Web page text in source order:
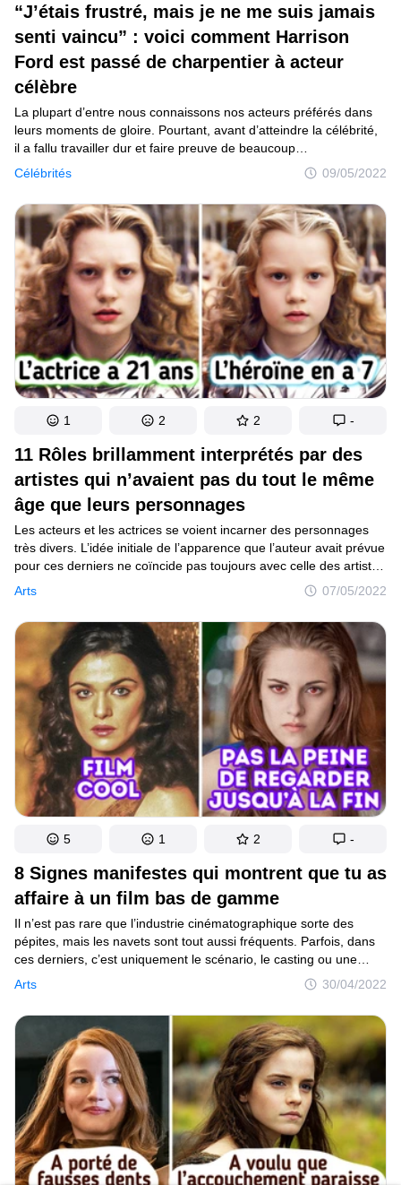
“J’étais frustré, mais je ne me suis jamais
senti vaincu” : voici comment Harrison
Ford est passé de charpentier à acteur
célèbre
Célébrités 09/05/2022
La plupart d’entre nous connaissons nos acteurs préférés dans
leurs moments de gloire. Pourtant, avant d’atteindre la célébrité,
il a fallu travailler dur et faire preuve de beaucoup
de persévérance. Harrison Ford en est l’exemple parfait : tout
en cherchant à devenir un acteur reconnu, il s’est mis à travailler
le bois, ce qui a finalement servi son objectif.
11 Rôles brillamment interprétés par des
artistes qui n’avaient pas du tout le même
âge que leurs personnages
Arts 07/05/2022
Les acteurs et les actrices se voient incarner des personnages
très divers. L’idée initiale de l’apparence que l’auteur avait prévue
pour ces derniers ne coïncide pas toujours avec celle des artistes
retenus lors du casting pour tel ou tel rôle. Parfois, cette
différence est à peine visible ; mais quelquefois, elle se remarque
à l’œil nu, surtout lorsqu’il s’agit de l’âge des héros en question.
1 2 2 -
8 Signes manifestes qui montrent que tu as
affaire à un film bas de gamme
Arts 30/04/2022
Il n’est pas rare que l’industrie cinématographique sorte des
pépites, mais les navets sont tout aussi fréquents. Parfois, dans
ces derniers, c’est uniquement le scénario, le casting ou une
autre composante qui laisse à désirer. Il arrive aussi que
la production soit mauvaise à tous égards, et même une
puissante campagne de promotion ne la sauverait pas.
5 1 2 -